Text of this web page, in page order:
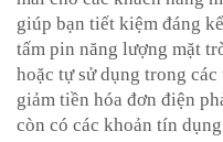
giúp bạn tiết kiệm đáng
tấm pin năng lượng mặt
hoặc tự sử dụng trong
giảm tiền hóa đơn điện
còn có các khoản tín